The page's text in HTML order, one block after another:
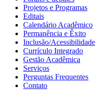
Projetos e Programas
Editais
Calendário Acadêmico
Permanência e Êxito
Inclusão/Acessibilidade
Currículo Integrado
Gestão Acadêmica
Serviços
Perguntas Frequentes
Contato